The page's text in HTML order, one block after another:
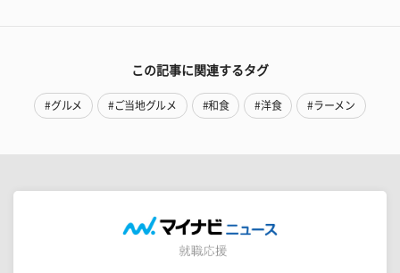
この記事に関連するタグ
#グルメ #ご当地グルメ #和食 #洋食 #ラーメン